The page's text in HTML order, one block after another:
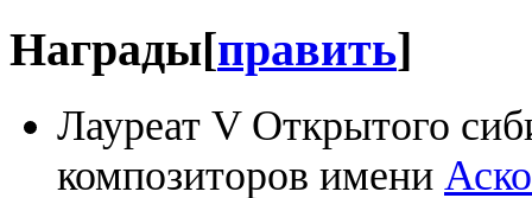
Награды[править]
Лауреат V Открытого
композиторов имени